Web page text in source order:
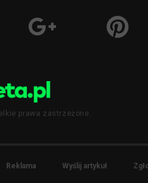
prawa zastrzeżone.
Reklama Wyślij artykuł